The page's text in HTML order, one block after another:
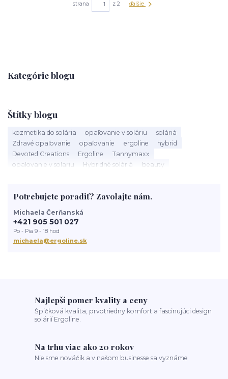
Kategórie blogu
Štítky blogu
kozmetika do solária opaľovanie v soláriu
soláriá
Zdravé opaľovanie
opaľovanie ergoline
hybrid
Devoted Creations
Ergoline
Tannymaxx
opalovanie v solariu
Hybridné soláriá
beauty
novinky
devoted creations servis solaria
Potrebujete poradiť? Zavolajte nám.
Michaela Čerňanská
+421 905 501 027
Po - Pia 9 - 18 hod
michaela@ergoline.sk
strana z 2 ďalšie
Najlepší pomer kvality a ceny
Špičková kvalita, prvotriedny komfort a fascinujúci design
solárií Ergoline.
Na trhu viac ako 20 rokov
Nie sme nováčik a v našom businesse sa vyznáme